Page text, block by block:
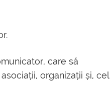
care să
organizații și, cel